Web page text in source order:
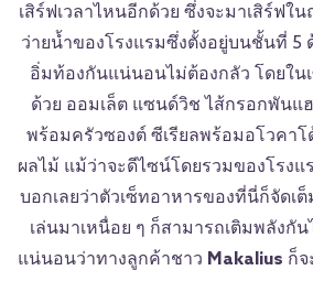
เสิร์ฟเวลาไหนอีกด้วย ซึ่งจะมาเสิร์ฟใ
ว่ายน้ำของโรงแรมซึ่งตั้งอยู่บนชั้นที่ 5
อิ่มท้องกันแน่นอนไม่ต้องกลัว โดยใน
ด้วย ออมเล็ต แซนด์วิช ไส้กรอกพันแ
พร้อมครัวซองต์ ซีเรียลพร้อมอโวคาโ
ผลไม้ แม้ว่าจะดีไซน์โดยรวมของโรงแ
บอกเลยว่าตัวเซ็ทอาหารของที่นี่ก็จัดเ
เล่นมาเหนื่อย ๆ ก็สามารถเติมพลังกั
แน่นอนว่าทางลูกค้าชาว Makalius ก็